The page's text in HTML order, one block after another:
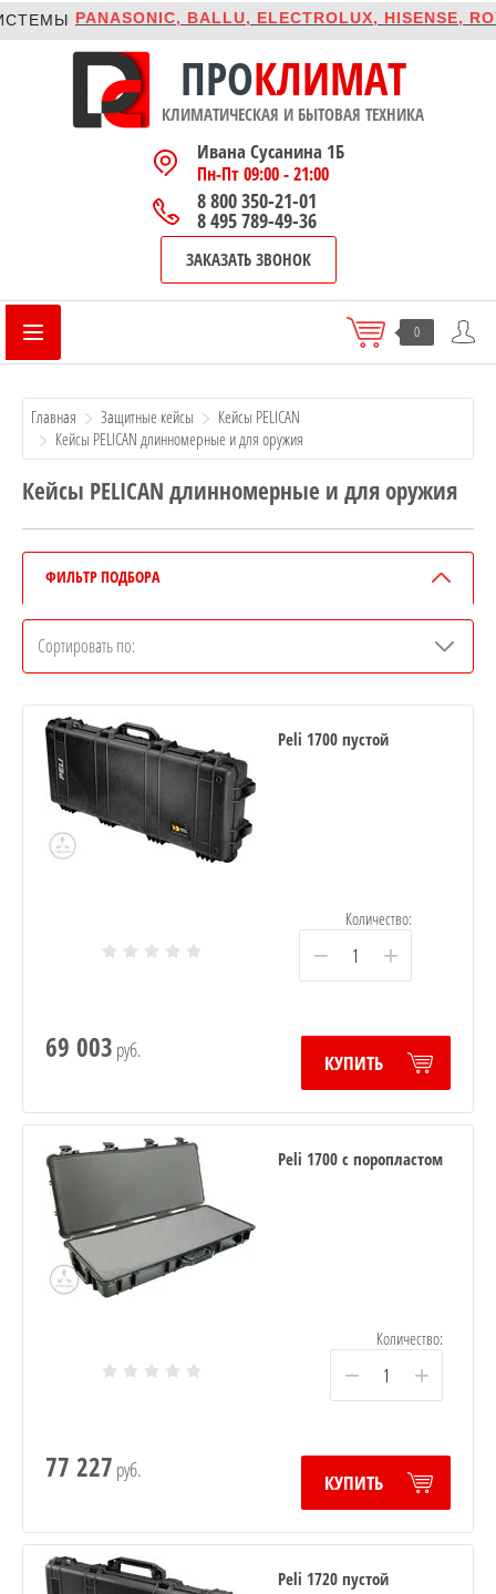
PANASONIC, BALLU, ELECTROLUX, HISENSE,
ПРОКЛИМАТ
КЛИМАТИЧЕСКАЯ И БЫТОВАЯ ТЕХНИКА
Ивана Сусанина 1Б
Пн-Пт 09:00 - 21:00
8 800 350-21-01
8 495 789-49-36
ЗАКАЗАТЬ ЗВОНОК
0
Главная Защитные кейсы
Кейсы PELICAN
Кейсы PELICAN длинномерные и для оружия
Кейсы PELICAN длинномерные и для оружия
ФИЛЬТР ПОДБОРА
Сортировать по:
Peli 1700 пустой
Количество:
− +
69 003 руб.
КУПИТЬ
Peli 1700 с поропластом
Количество:
− +
77 227 руб.
КУПИТЬ
Peli 1720 пустой